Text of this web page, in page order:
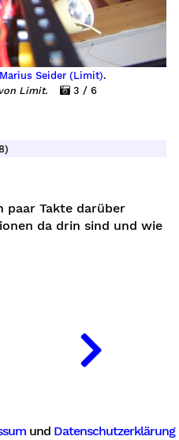
Marius Seider (Limit).
Limit.
3 / 6
paar Takte darüber
da drin sind und wie
und Datenschutzerklärung